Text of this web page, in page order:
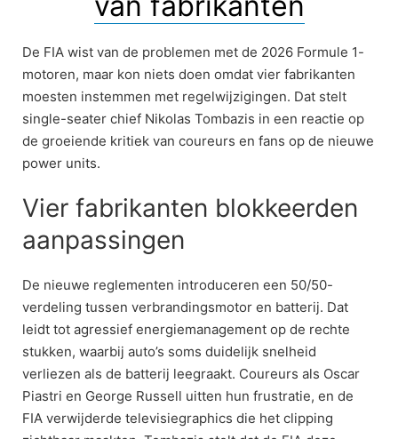
De FIA wist van de problemen met de 2026 Formule 1-
motoren, maar kon niets doen omdat vier fabrikanten
moesten instemmen met regelwijzigingen. Dat stelt
single-seater chief Nikolas Tombazis in een reactie op
de groeiende kritiek van coureurs en fans op de nieuwe
power units.
Vier fabrikanten blokkeerden
aanpassingen
De nieuwe reglementen introduceren een 50/50-
verdeling tussen verbrandingsmotor en batterij. Dat
leidt tot agressief energiemanagement op de rechte
stukken, waarbij auto’s soms duidelijk snelheid
verliezen als de batterij leegraakt. Coureurs als Oscar
Piastri en George Russell uitten hun frustratie, en de
FIA verwijderde televisiegraphics die het clipping